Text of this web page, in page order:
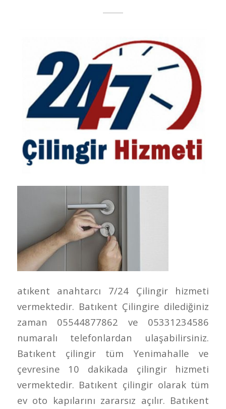
atıkent anahtarcı 7/24 Çilingir hizmeti
vermektedir. Batıkent Çilingire dilediğiniz
zaman 05544877862 ve 05331234586
numaralı telefonlardan ulaşabilirsiniz.
Batıkent çilingir tüm Yenimahalle ve
çevresine 10 dakikada çilingir hizmeti
vermektedir. Batıkent çilingir olarak tüm
ev oto kapılarını zararsız açılır. Batıkent